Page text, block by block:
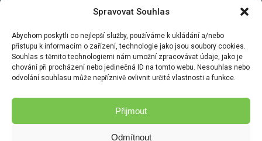
Spravovat Souhlas
Abychom poskytli co nejlepší služby, používáme k ukládání a/nebo
přístupu k informacím o zařízení, technologie jako jsou soubory cookies.
Souhlas s těmito technologiemi nám umožní zpracovávat údaje, jako je
chování při procházení nebo jedinečná ID na tomto webu. Nesouhlas nebo
odvolání souhlasu může nepříznivě ovlivnit určité vlastnosti a funkce.
Přijmout
Odmítnout
Facebook
Youtube